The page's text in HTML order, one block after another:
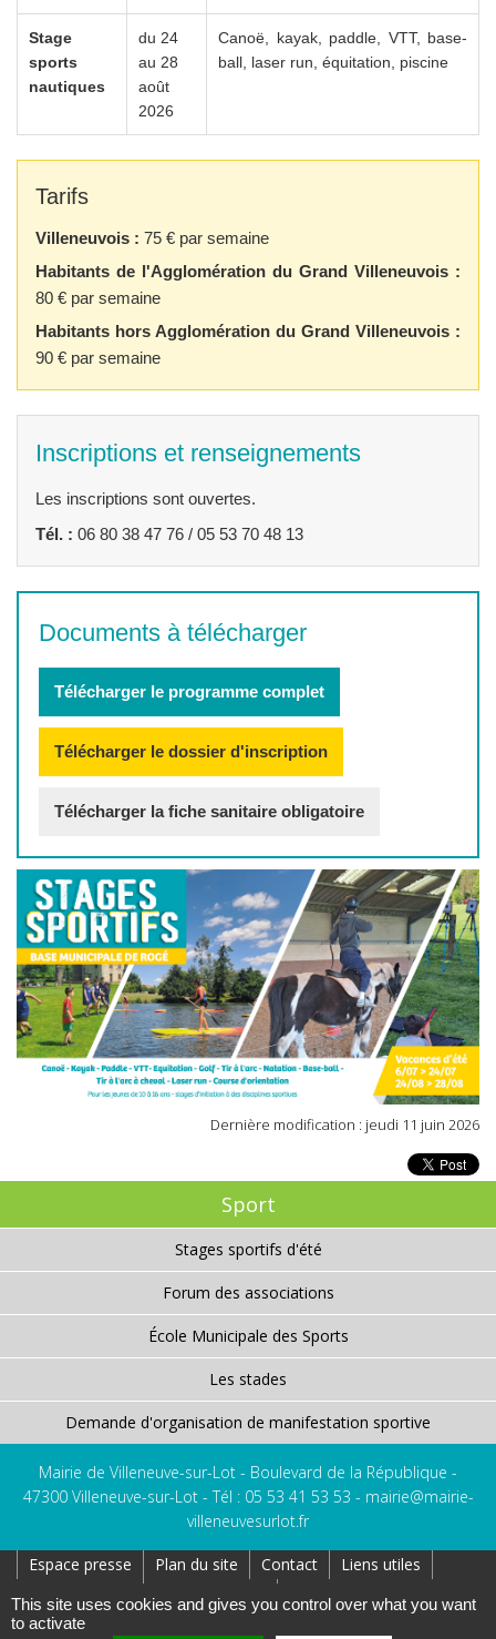
Stage
sports
nautiques
du 24
au 28
août
2026
Canoë, kayak, paddle, VTT, base-
ball, laser run, équitation, piscine
Tarifs
Villeneuvois : 75 € par semaine
Habitants de l'Agglomération du Grand Villeneuvois :
80 € par semaine
Habitants hors Agglomération du Grand Villeneuvois :
90 € par semaine
Inscriptions et renseignements
Les inscriptions sont ouvertes.
Tél. : 06 80 38 47 76 / 05 53 70 48 13
Documents à télécharger
Télécharger le programme complet
Télécharger le dossier d'inscription
Télécharger la fiche sanitaire obligatoire
Dernière modification : jeudi 11 juin 2026
Sport
Stages sportifs d'été
Forum des associations
École Municipale des Sports
Les stades
Demande d'organisation de manifestation sportive
Mairie de Villeneuve-sur-Lot - Boulevard de la République -
47300 Villeneuve-sur-Lot - Tél : 05 53 41 53 53 - mairie@mairie-
villeneuvesurlot.fr
Espace presse Plan du site Contact
Liens utiles
This site uses cookies and gives you control over what you want
to activate